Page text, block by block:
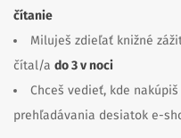
čítanie
Miluješ zdieľať knižné
čítal/a do 3 v noci
Chceš vedieť, kde
prehľadávania desiatok e-